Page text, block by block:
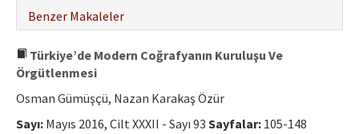
Benzer Makaleler
Türkiye’de Modern Coğrafyanın Kuruluşu Ve
Örgütlenmesi
Osman Gümüşçü, Nazan Karakaş Özür
Sayı: Mayıs 2016, Cilt XXXII - Sayı 93 Sayfalar: 105-148